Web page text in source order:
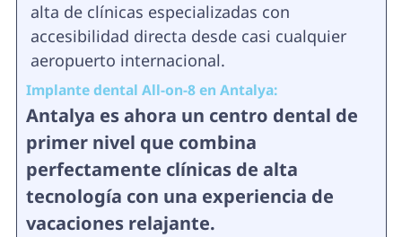
alta de clínicas especializadas con
accesibilidad directa desde casi cualquier
aeropuerto internacional.
Implante dental All-on-8 en Antalya:
Antalya es ahora un centro dental de
primer nivel que combina
perfectamente clínicas de alta
tecnología con una experiencia de
vacaciones relajante.